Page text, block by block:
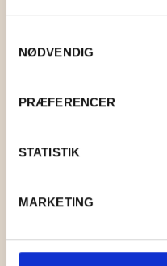
NØDVENDIG
PRÆFERENCER
STATISTIK
MARKETING
MIDNATSSOL
LØVFALD
SUPERSOFT
TITICACA
NELLIE
MAKE IT BLÜMCHEN
DEKORATION
KORT OG PLAKATER
ANDRE MADVARER
UPCYCLED
FAIRTRADE
GRUMS
GRY & SIF